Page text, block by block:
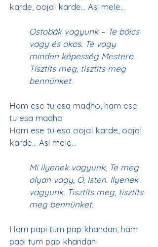
Ostobák vagyunk – Te bölcs
vagy és okos. Te vagy
minden képesség Mestere.
Tisztíts meg, tisztíts meg
bennünket.
Ham ese tu esa madho, ham ese
tu esa madho
Ham ese tu esa oojal karde, oojal
Mi ilyenek vagyunk, Te meg
olyan vagy, Ó, Isten. Ilyenek
vagyunk. Tisztíts meg, tisztíts
meg bennünket.
Ham papi tum pap khandan, ham
papi tum pap khandan